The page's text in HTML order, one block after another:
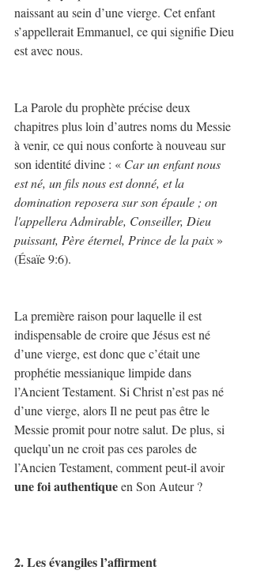
naissant au sein d’une vierge. Cet enfant
s’appellerait Emmanuel, ce qui signifie Dieu
est avec nous.
La Parole du prophète précise deux
chapitres plus loin d’autres noms du Messie
à venir, ce qui nous conforte à nouveau sur
son identité divine : « Car un enfant nous
est né, un fils nous est donné, et la
domination reposera sur son épaule ; on
l'appellera Admirable, Conseiller, Dieu
puissant, Père éternel, Prince de la paix »
(Ésaïe 9:6).
La première raison pour laquelle il est
indispensable de croire que Jésus est né
d’une vierge, est donc que c’était une
prophétie messianique limpide dans
l’Ancient Testament. Si Christ n’est pas né
d’une vierge, alors Il ne peut pas être le
Messie promit pour notre salut. De plus, si
quelqu’un ne croit pas ces paroles de
l’Ancien Testament, comment peut-il avoir
une foi authentique en Son Auteur ?
2. Les évangiles l’affirment